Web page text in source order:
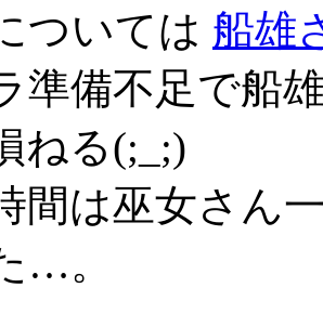
ついては 船雄
準備不足で船
ねる(;_;)
間は巫女さん
…。